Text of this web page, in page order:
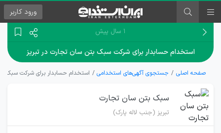
ورود کاربر
۱ سال پیش
استخدام حسابدار برای شرکت سبک بتن سان تجارت در تبریز
صفحه اصلی جستجوی آگهی‌های استخدامی استخدام حسابدار برای شرکت سبک
سبک بتن سان تجارت
تبریز (جنب لاله پارک)